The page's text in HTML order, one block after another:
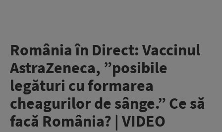
România în Direct: Vaccinul
AstraZeneca, ”posibile
legături cu formarea
cheagurilor de sânge.” Ce să
facă România? | VIDEO